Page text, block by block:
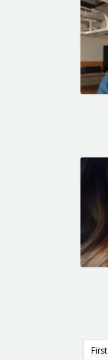
First